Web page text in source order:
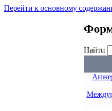
Перейти к основному
Найти